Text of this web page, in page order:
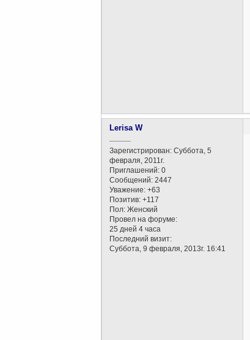
Lerisa W
Зарегистрирован: Суббота, 5
февраля, 2011г.
Приглашений: 0
Сообщений: 2447
Уважение: +63
Позитив: +117
Пол: Женский
Провел на форуме:
25 дней 4 часа
Последний визит:
Суббота, 9 февраля, 2013г. 16:41